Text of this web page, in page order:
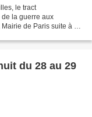
le tract
la guerre aux
de Paris suite à sa
du 28 au 29